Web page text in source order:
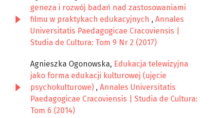
geneza i rozwój badań nad zastosowaniami
filmu w praktykach edukacyjnych , Annales
Universitatis Paedagogicae Cracoviensis |
Studia de Cultura: Tom 9 Nr 2 (2017)
Agnieszka Ogonowska, Edukacja telewizyjna
jako forma edukacji kulturowej (ujęcie
psychokulturowe) , Annales Universitatis
Paedagogicae Cracoviensis | Studia de Cultura:
Tom 6 (2014)